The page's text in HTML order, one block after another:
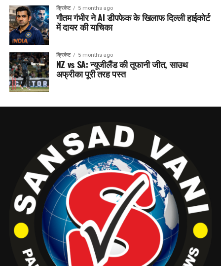
क्रिकेट 5 months ago
गौतम गंभीर ने AI डीपफेक के खिलाफ दिल्ली हाईकोर्ट
में दायर की याचिका
क्रिकेट 5 months ago
NZ vs SA: न्यूजीलैंड की तूफानी जीत, साउथ
अफ्रीका पूरी तरह पस्त